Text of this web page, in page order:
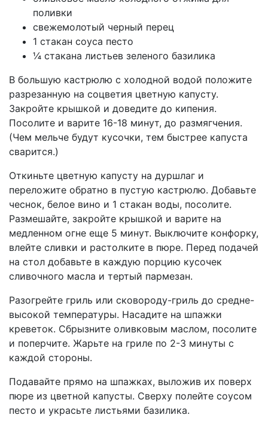
поливки
свежемолотый черный перец
1 стакан соуса песто
¼ стакана листьев зеленого базилика
В большую кастрюлю с холодной водой положите
разрезанную на соцветия цветную капусту.
Закройте крышкой и доведите до кипения.
Посолите и варите 16-18 минут, до размягчения.
(Чем мельче будут кусочки, тем быстрее капуста
сварится.)
Откиньте цветную капусту на дуршлаг и
переложите обратно в пустую кастрюлю. Добавьте
чеснок, белое вино и 1 стакан воды, посолите.
Размешайте, закройте крышкой и варите на
медленном огне еще 5 минут. Выключите конфорку,
влейте сливки и растолките в пюре. Перед подачей
на стол добавьте в каждую порцию кусочек
сливочного масла и тертый пармезан.
Разогрейте гриль или сковороду-гриль до средне-
высокой температуры. Насадите на шпажки
креветок. Сбрызните оливковым маслом, посолите
и поперчите. Жарьте на гриле по 2-3 минуты с
каждой стороны.
Подавайте прямо на шпажках, выложив их поверх
пюре из цветной капусты. Сверху полейте соусом
песто и украсьте листьями базилика.